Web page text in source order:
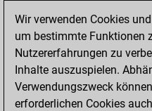
Matt auf vollem Brett
Bauer setzt Matt
Erstickte Matts
Unterverwandlungen
Wir verwenden Cookies
um bestimmte Funktionen
Nutzererfahrungen zu
Inhalte auszuspielen.
Verwendungszweck
erforderlichen Cookies